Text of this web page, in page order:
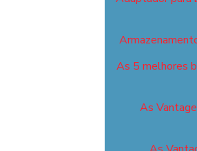
As 5 melhores
As